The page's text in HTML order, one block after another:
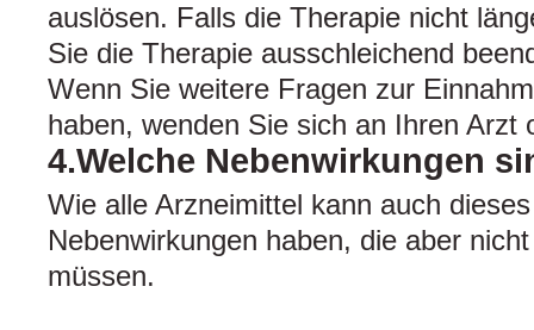
auslösen. Falls die Therapie nicht
Sie die Therapie ausschleichend
Wenn Sie weitere Fragen zur
haben, wenden Sie sich an Ihren Arzt
4.Welche Nebenwirkungen
Wie alle Arzneimittel kann auch
Nebenwirkungen haben, die aber
müssen.